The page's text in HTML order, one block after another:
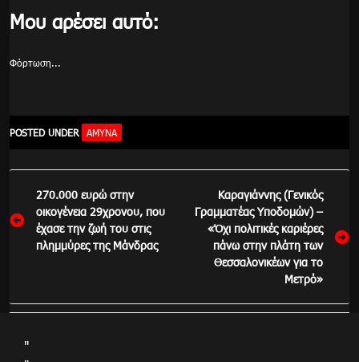
Μου αρέσει αυτό:
Φόρτωση...
POSTED UNDER ΆΜΥΝΑ
Πλοήγηση
άρθρων
270.000 ευρώ στην
οικογένεια 29χρονου, που
έχασε την ζωή του στις
πλημμύρες της Μάνδρας
Καραγιάννης (Γενικός
Γραμματέας Υποδομών) –
«Όχι πολιτικές καριέρες
πάνω στην πλάτη των
Θεσσαλονικέων για το
Μετρό»
"